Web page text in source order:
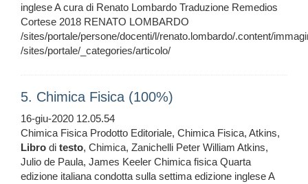
inglese A cura di Renato Lombardo Traduzione Remedios
Cortese 2018 RENATO LOMBARDO
/sites/portale/persone/docenti/l/renato.lombardo/.content/
/sites/portale/_categories/articolo/
5. Chimica Fisica (100%)
16-giu-2020 12.05.54
Chimica Fisica Prodotto Editoriale, Chimica Fisica, Atkins,
Libro di testo, Chimica, Zanichelli Peter William Atkins,
Julio de Paula, James Keeler Chimica fisica Quarta
edizione italiana condotta sulla settima edizione inglese A